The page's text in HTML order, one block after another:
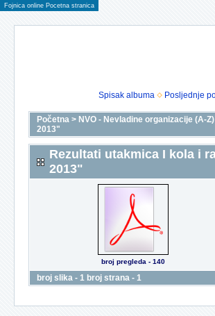
Fojnica online Pocetna stranica
Spisak albuma
Posljednje
Početna > NVO - Nevladine organizacije (A-Z)
2013"
Rezultati utakmica I kola i
2013"
broj pregleda - 140
broj slika - 1 broj strana - 1